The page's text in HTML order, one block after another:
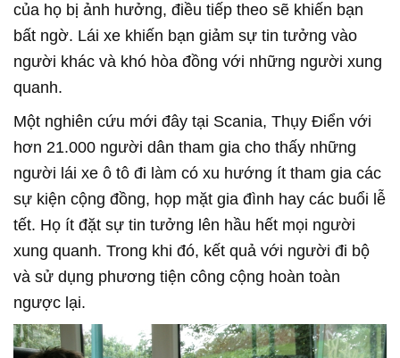
của họ bị ảnh hưởng, điều tiếp theo sẽ khiến bạn
bất ngờ. Lái xe khiến bạn giảm sự tin tưởng vào
người khác và khó hòa đồng với những người xung
quanh.
Một nghiên cứu mới đây tại Scania, Thụy Điển với
hơn 21.000 người dân tham gia cho thấy những
người lái xe ô tô đi làm có xu hướng ít tham gia các
sự kiện cộng đồng, họp mặt gia đình hay các buổi lễ
tết. Họ ít đặt sự tin tưởng lên hầu hết mọi người
xung quanh. Trong khi đó, kết quả với người đi bộ
và sử dụng phương tiện công cộng hoàn toàn
ngược lại.